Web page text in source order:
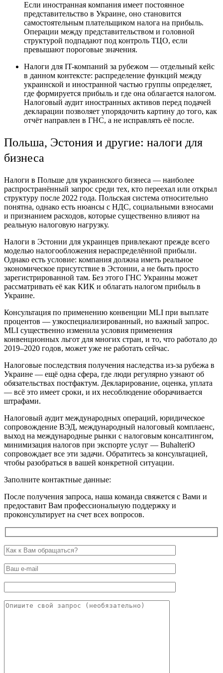
Если иностранная компания имеет постоянное
представительство в Украине, оно становится
самостоятельным плательщиком налога на прибыль.
Операции между представительством и головной
структурой подпадают под контроль ТЦО, если
превышают пороговые значения.
Налоги для IT-компаний за рубежом — отдельный кейс
в данном контексте: распределение функций между
украинской и иностранной частью группы определяет,
где формируется прибыль и где она облагается налогом.
Налоговый аудит иностранных активов перед подачей
декларации позволяет упорядочить картину до того, как
отчёт направлен в ГНС, а не исправлять её после.
Польша, Эстония и другие: налоги для
бизнеса
Налоги в Польше для украинского бизнеса — наиболее
распространённый запрос среди тех, кто переехал или открыл
структуру после 2022 года. Польская система относительно
понятна, однако есть нюансы с НДС, социальными взносами
и признанием расходов, которые существенно влияют на
реальную налоговую нагрузку.
Налоги в Эстонии для украинцев привлекают прежде всего
моделью налогообложения нераспределённой прибыли.
Однако есть условие: компания должна иметь реальное
экономическое присутствие в Эстонии, а не быть просто
зарегистрированной там. Без этого ГНС Украины может
рассматривать её как КИК и облагать налогом прибыль в
Украине.
Консультация по применению конвенции MLI при выплате
процентов — узкоспециализированный, но важный запрос.
MLI существенно изменила условия применения
конвенционных льгот для многих стран, и то, что работало до
2019–2020 годов, может уже не работать сейчас.
Налоговые последствия получения наследства из-за рубежа в
Украине — ещё одна сфера, где люди регулярно узнают об
обязательствах постфактум. Декларирование, оценка, уплата
— всё это имеет сроки, и их несоблюдение оборачивается
штрафами.
Налоговый аудит международных операций, юридическое
сопровождение ВЭД, международный налоговый комплаенс,
выход на международные рынки с налоговым консалтингом,
минимизация налогов при экспорте услуг — BuhalteriO
сопровождает все эти задачи. Обратитесь за консультацией,
чтобы разобраться в вашей конкретной ситуации.
Заполните контактные данные:
После получения запроса, наша команда свяжется с Вами и
предоставит Вам профессиональную поддержку и
проконсультирует на счет всех вопросов.